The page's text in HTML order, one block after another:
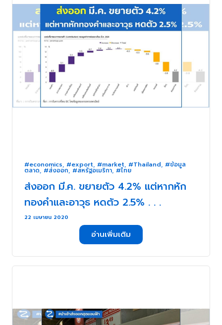
#economics, #export, #market, #Thailand, #ข้อมูล
ตลาด, #ส่งออก, #สหรัฐอเมริกา, #ไทย
ส่งออก มี.ค. ขยายตัว 4.2% แต่หากหัก
ทองคำและอาวุธ หดตัว 2.5% . . .
22 เมษายน 2020
อ่านเพิ่มเติม